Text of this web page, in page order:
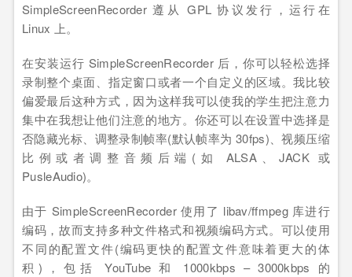
SimpleScreenRecorder 遵从 GPL 协议发行，运行在
Linux 上。
在安装运行 SimpleScreenRecorder 后，你可以轻松选择
录制整个桌面、指定窗口或者一个自定义的区域。我比较
偏爱最后这种方式，因为这样我可以使我的学生把注意力
集中在我想让他们注意的地方。你还可以在设置中选择是
否隐藏光标、调整录制帧率(默认帧率为 30fps)、视频压缩
比例或者调整音频后端(如 ALSA、JACK 或
PusleAudio)。
由于 SimpleScreenRecorder 使用了 libav/ffmpeg 库进行
编码，故而支持多种文件格式和视频编码方式。可以使用
不同的配置文件(编码更快的配置文件意味着更大的体
积)，包括 YouTube 和 1000kbps – 3000kbps 的